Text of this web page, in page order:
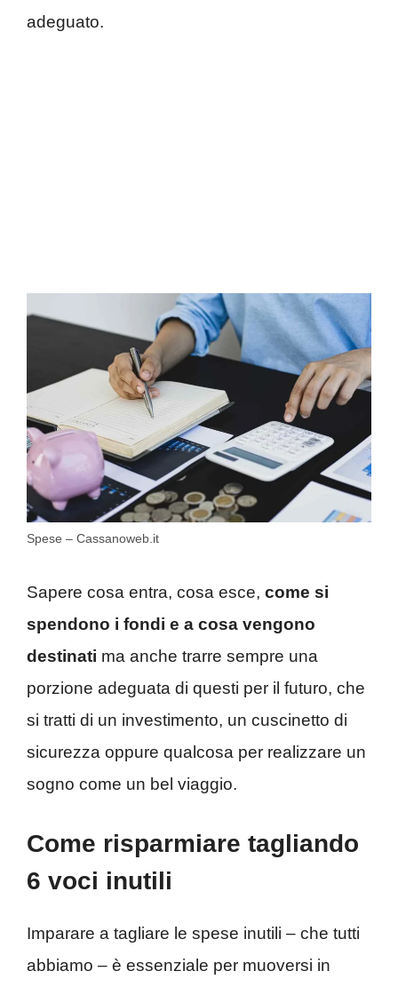
adeguato.
Spese – Cassanoweb.it
Sapere cosa entra, cosa esce, come si
spendono i fondi e a cosa vengono
destinati ma anche trarre sempre una
porzione adeguata di questi per il futuro, che
si tratti di un investimento, un cuscinetto di
sicurezza oppure qualcosa per realizzare un
sogno come un bel viaggio.
Come risparmiare tagliando
6 voci inutili
Imparare a tagliare le spese inutili – che tutti
abbiamo – è essenziale per muoversi in